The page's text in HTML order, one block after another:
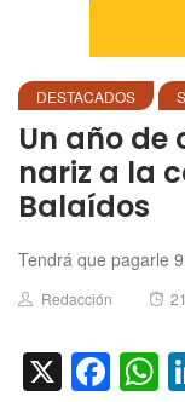
DESTACADOS
Un año de
nariz a la
Balaídos
Tendrá que pagarle
Author
Redacción
X